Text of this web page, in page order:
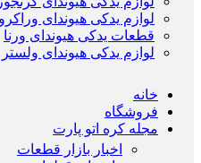
لوازم یدکی هیوندای
قطعات یدکی هیوندای ورنا
لوازم یدکی هیوندای ولستر
خانه
فروشگاه
مجله کره اتو پارت
اخبار بازار قطعات